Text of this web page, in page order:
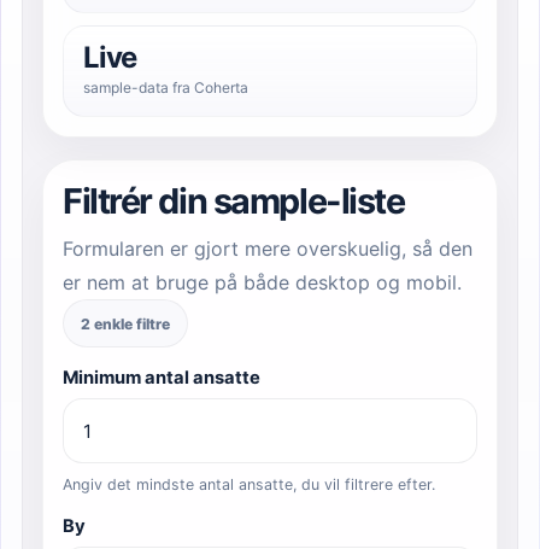
Live
sample-data fra Coherta
Filtrér din sample-liste
Formularen er gjort mere overskuelig, så den
er nem at bruge på både desktop og mobil.
2 enkle filtre
Minimum antal ansatte
Angiv det mindste antal ansatte, du vil filtrere efter.
By